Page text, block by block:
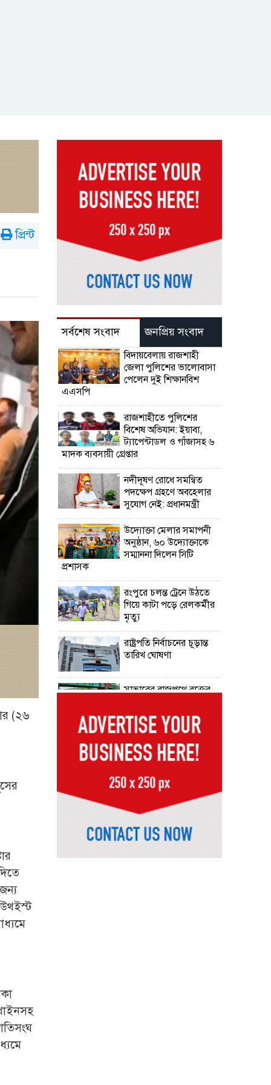
প্রিন্ট
(২৬
সর্বশেষ সংবাদ জনপ্রিয় সংবাদ
বিদায়বেলায় রাজশাহী
জেলা পুলিশের ভালোবাসা
পেলেন দুই শিক্ষানবিশ
এএসপি
রাজশাহীতে পুলিশের
বিশেষ অভিযান: ইয়াবা,
ট্যাপেন্টাডল ও গাঁজাসহ ৬
মাদক ব্যবসায়ী গ্রেপ্তার
নদীদূষণ রোধে সমন্বিত
পদক্ষেপ গ্রহণে অবহেলার
সুযোগ নেই: প্রধানমন্ত্রী
উদ্যোক্তা মেলার সমাপনী
অনুষ্ঠান, ৬০ উদ্যোক্তাকে
সম্মাননা দিলেন সিটি
প্রশাসক
রংপুরে চলন্ত ট্রেনে উঠতে
গিয়ে কাটা পড়ে রেলকর্মীর
মৃত্যু
রাষ্ট্রপতি নির্বাচনের চূড়ান্ত
তারিখ ঘোষণা
সাভারের রাজপথে রক্তের
আগস্ট
হাইকমিশনের সতর্কতা
জারি
দুর্নীতিমুক্ত প্রশাসন গড়াই
সরকারের মূল লক্ষ্য :
ভূমিমন্ত্রী
নেসকো কেন, কোনো কিছুই
রাজশাহী থেকে যাবে না: